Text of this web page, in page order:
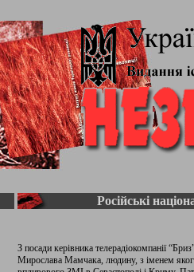
Російські
З посади керівника телерадіокомпанії
Мирослава Мамчака, людину, з іменем